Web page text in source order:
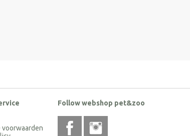
voorwaarden
Follow webshop pet&zoo